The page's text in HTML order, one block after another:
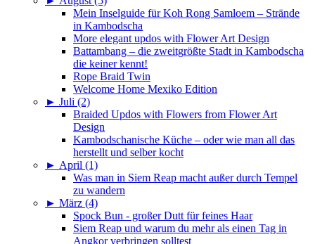
Mein Inselguide für Koh Rong Samloem – Strände
in Kambodscha
More elegant updos with Flower Art Design
Battambang – die zweitgrößte Stadt in Kambodscha
die keiner kennt!
Rope Braid Twin
Welcome Home Mexiko Edition
► Juli (2)
Braided Updos with Flowers from Flower Art
Design
Kambodschanische Küche – oder wie man all das
herstellt und selber kocht
► April (1)
Was man in Siem Reap macht außer durch Tempel
zu wandern
► März (4)
Spock Bun - großer Dutt für feines Haar
Siem Reap und warum du mehr als einen Tag in
Angkor verbringen solltest